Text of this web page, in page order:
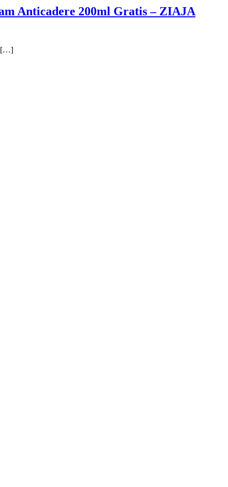
Anticadere 200ml Gratis – ZIAJA